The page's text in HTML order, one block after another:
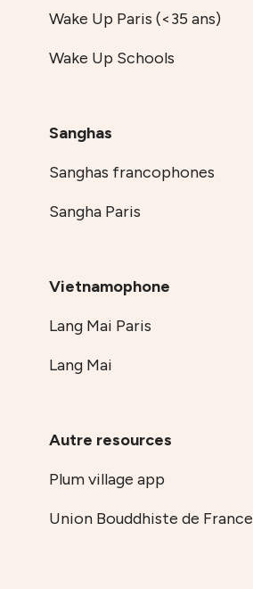
Wake Up Paris (<35 ans)
Wake Up Schools
Sanghas
Sanghas francophones
Sangha Paris
Vietnamophone
Lang Mai Paris
Lang Mai
Autre resources
Plum village app
Union Bouddhiste de France